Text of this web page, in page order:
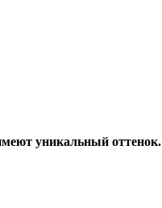
уникальный оттенок.